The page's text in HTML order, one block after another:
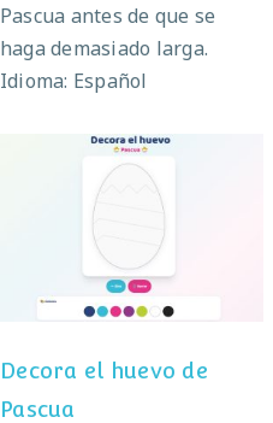
Pascua antes de que se
haga demasiado larga.
Idioma: Español
Decora el huevo de
Pascua
Decora el huevo de
Pascua